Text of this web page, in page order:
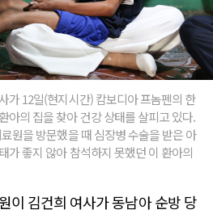
가 12일(현지시간) 캄보디아 프놈펜의 한
아의 집을 찾아 건강 상태를 살피고 있다.
원을 방문했을 때 심장병 수술을 받은 아
가 좋지 않아 참석하지 못했던 이 환아의
이 김건희 여사가 동남아 순방 당